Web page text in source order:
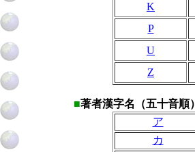
K
P
U
Z
■著者漢字名（五十音順）
ア
カ